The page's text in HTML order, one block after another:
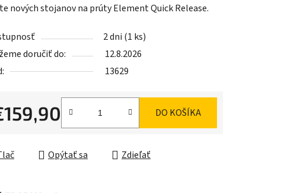
nových stojanov na prúty Element Quick Release.
2 dni (1 ks)
doručiť do:
12.8.2026
13629
cena:
DO KOŠÍKA
Opýtať sa Zdieľať